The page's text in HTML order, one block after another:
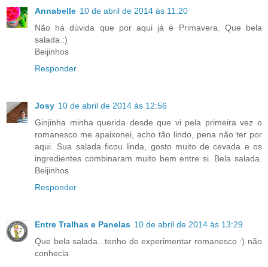
Annabelle 10 de abril de 2014 às 11:20
Não há dúvida que por aqui já é Primavera. Que bela
salada :)
Beijinhos
Responder
Josy 10 de abril de 2014 às 12:56
Ginjinha minha querida desde que vi pela primeira vez o
romanesco me apaixonei, acho tão lindo, pena não ter por
aqui. Sua salada ficou linda, gosto muito de cevada e os
ingredientes combinaram muito bem entre si. Bela salada.
Beijinhos
Responder
Entre Tralhas e Panelas 10 de abril de 2014 às 13:29
Que bela salada...tenho de experimentar romanesco :) não
conhecia